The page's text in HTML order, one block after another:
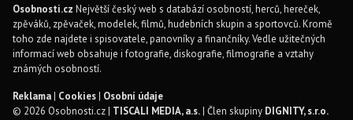
Osobnosti.cz Největší český web s databází osobností, herců, hereček,
zpěváků, zpěvaček, modelek, filmů, hudebních skupin a sportovců. Kromě
toho zde najdete i spisovatele, panovníky a finančníky. Vedle užitečných
informací web obsahuje i fotografie, diskografie, filmografie a vztahy
známých osobností.
Reklama| Cookies| Osobní údaje
© 2026 Osobnosti.cz | TISCALI MEDIA, a.s.| Člen skupiny DIGNITY, s.r.o.